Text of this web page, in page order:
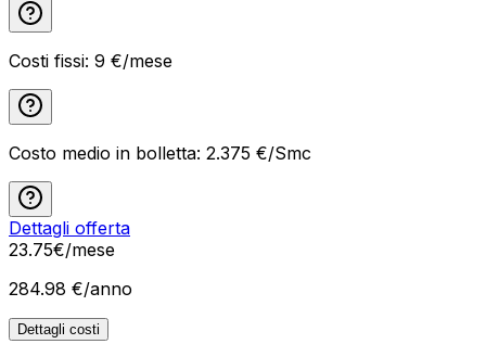
Costi fissi: 9 €/mese
Costo medio in bolletta: 2.375 €/Smc
Dettagli offerta
23.75€/mese
284.98 €/anno
Dettagli costi